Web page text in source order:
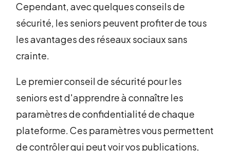
Cependant, avec quelques conseils de
sécurité, les seniors peuvent profiter de tous
les avantages des réseaux sociaux sans
crainte.
Le premier conseil de sécurité pour les
seniors est d'apprendre à connaître les
paramètres de confidentialité de chaque
plateforme. Ces paramètres vous permettent
de contrôler qui peut voir vos publications,